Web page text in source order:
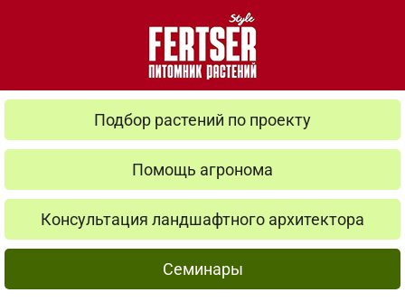
Подбор растений по проекту
Помощь агронома
Консультация ландшафтного архитектора
Семинары